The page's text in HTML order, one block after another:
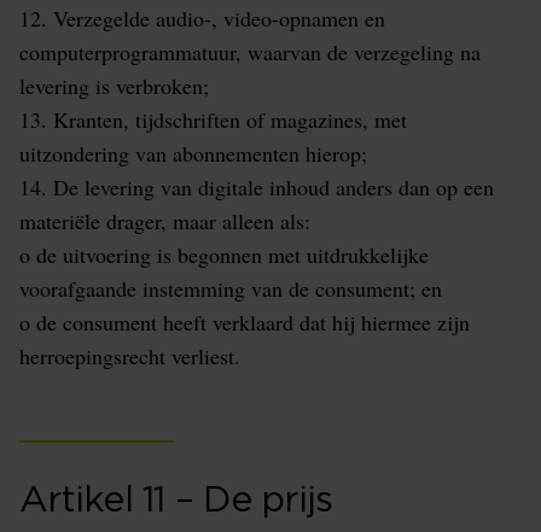
12. Verzegelde audio-, video-opnamen en
computerprogrammatuur, waarvan de verzegeling na
levering is verbroken;
13. Kranten, tijdschriften of magazines, met
uitzondering van abonnementen hierop;
14. De levering van digitale inhoud anders dan op een
materiële drager, maar alleen als:
o de uitvoering is begonnen met uitdrukkelijke
voorafgaande instemming van de consument; en
o de consument heeft verklaard dat hij hiermee zijn
herroepingsrecht verliest.
Artikel 11 – De prijs